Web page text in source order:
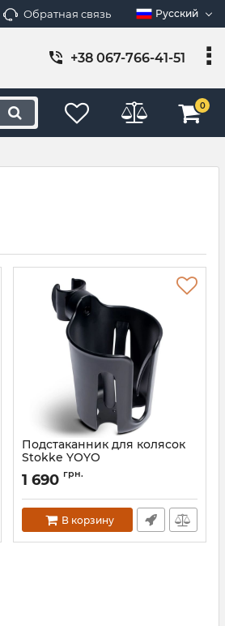
Обратная связь Русский
+38 067-766-41-51
0
Подстаканник для колясок
Stokke YOYO
Артикул:655101
1 690 грн.
В корзину